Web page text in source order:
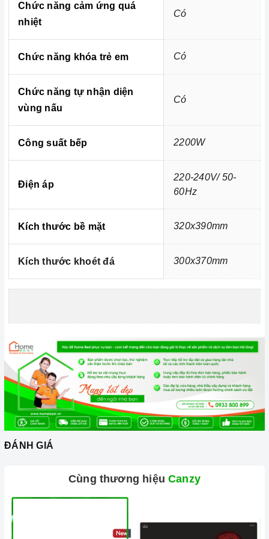
3.Chức năng an toàn:
Tính năng an toàn
nghịch ngợm bấm lung tung làm thay đổi chương trình
Chức năng tự động tắt khi không sử dụng và quá nhiệt,
phòng tránh nguy cơ cháy nổ, hỏa hoạn.
=> Xem thêm: Một số tính năng thông minh của bếp
điện từ hiện nay
4.Thông tin kỹ thuật:
Công suất bếp: 2200W
Tần số: 50 - 60Hz cho Việt Nam
Kích thước sản phẩm: 320x390 mm
Kích thước khoét đá: 300x370 mm
Chức năng cảm ứng quá
nhiệt
Có
Chức năng khóa trẻ em Có
Chức năng tự nhận diện
vùng nấu
Có
Công suất bếp 2200W
Điện áp
220-240V/ 50-
60Hz
Kích thước bề mặt 320x390mm
Kích thước khoét đá 300x370mm
ĐÁNH GIÁ
Cùng thương hiệuCanzy